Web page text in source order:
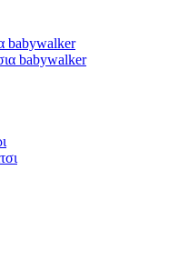
babywalker
babywalker